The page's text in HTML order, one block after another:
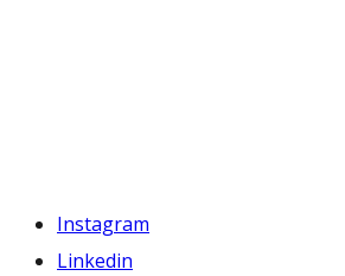
Instagram
Linkedin